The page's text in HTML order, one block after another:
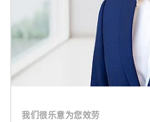
我们很乐意为您效劳